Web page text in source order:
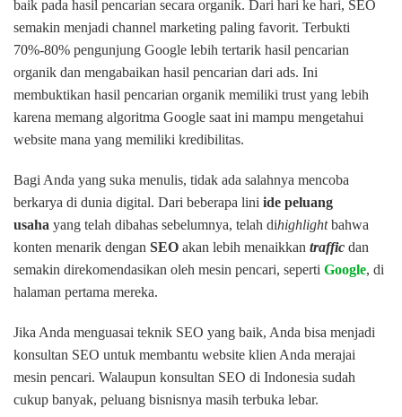
baik pada hasil pencarian secara organik. Dari hari ke hari, SEO
semakin menjadi channel marketing paling favorit. Terbukti
70%-80% pengunjung Google lebih tertarik hasil pencarian
organik dan mengabaikan hasil pencarian dari ads. Ini
membuktikan hasil pencarian organik memiliki trust yang lebih
karena memang algoritma Google saat ini mampu mengetahui
website mana yang memiliki kredibilitas.
Bagi Anda yang suka menulis, tidak ada salahnya mencoba
berkarya di dunia digital. Dari beberapa lini ide peluang
usaha yang telah dibahas sebelumnya, telah dihighlightbahwa
konten menarik dengan SEO akan lebih menaikkan traffic dan
semakin direkomendasikan oleh mesin pencari, seperti Google, di
halaman pertama mereka.
Jika Anda menguasai teknik SEO yang baik, Anda bisa menjadi
konsultan SEO untuk membantu website klien Anda merajai
mesin pencari. Walaupun konsultan SEO di Indonesia sudah
cukup banyak, peluang bisnisnya masih terbuka lebar.